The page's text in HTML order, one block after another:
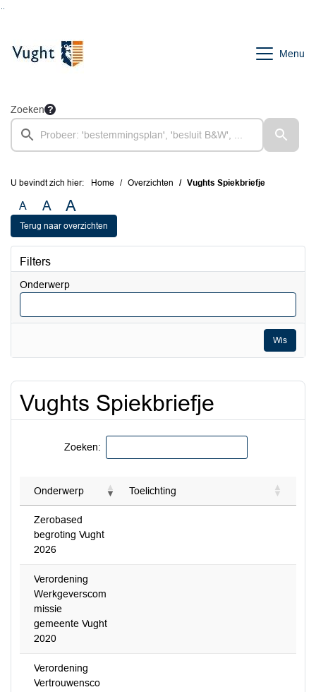
Menu
Zoeken
U bevindt zich hier: Home Overzichten Vughts Spiekbriefje
A A A
Terug naar overzichten
Filters
Onderwerp
Wis
Vughts Spiekbriefje
Zoeken:
Onderwerp Toelichting
Zerobased
begroting Vught
2026
Verordening
Werkgeverscom
missie
gemeente Vught
2020
Verordening
Vertrouwensco